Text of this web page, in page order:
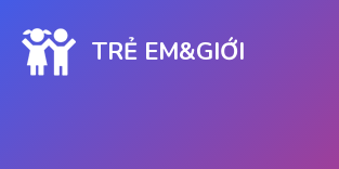
TRẺ EM&GIỚI